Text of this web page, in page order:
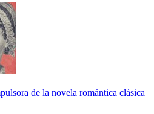
de la novela romántica clásica